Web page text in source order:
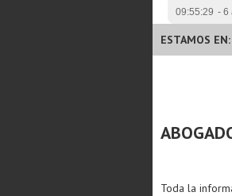
09:55:29 - 6
ESTAMOS
Toda la